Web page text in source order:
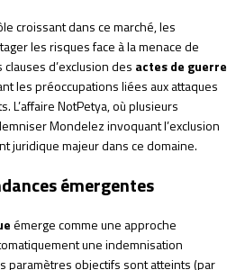
croissant dans ce marché, les
les risques face à la menace de
d’exclusion des actes de guerre
les préoccupations liées aux attaques
L’affaire NotPetya, où plusieurs
Mondelez invoquant l’exclusion
juridique majeur dans ce domaine.
émergentes
émerge comme une approche
une indemnisation
paramètres objectifs sont atteints (par